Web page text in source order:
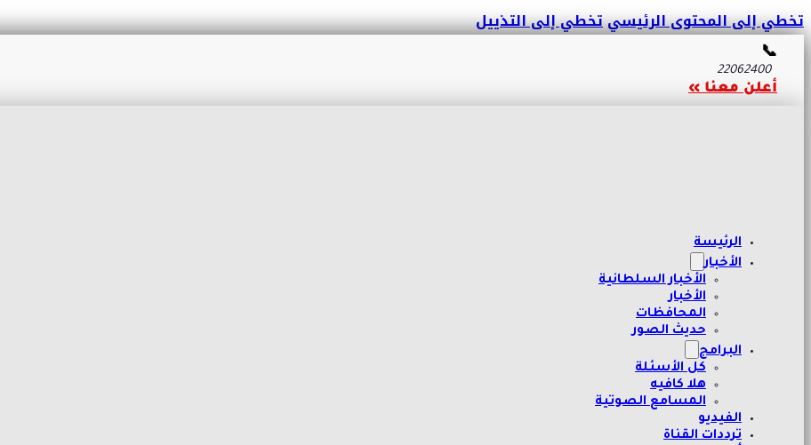
تخطي إلى المحتوى الرئيسيتخطي إلى التذييل
📞
22062400
أعلن معنا »
الرئيسة
الأخبار
الأخبار السلطانية
الأخبار
المحافظات
حديث الصور
البرامج
كل الأسئلة
هلا كافيه
المسامع الصوتية
الفيديو
ترددات القناة